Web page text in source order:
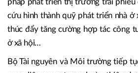
chủ trương đầu tư các dự án nhà ở,
có nhà ở xã hội, nhà ở công nhân
thị trường.
pháp phát triển thị trường trái phiếu